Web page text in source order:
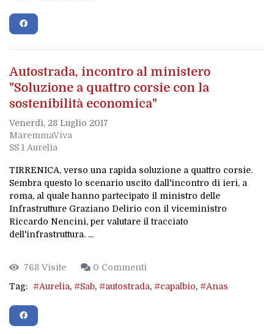
Autostrada, incontro al ministero
"Soluzione a quattro corsie con la
sostenibilità economica"
Venerdì, 28 Luglio 2017
MaremmaViva
SS 1 Aurelia
TIRRENICA, verso una rapida soluzione a quattro corsie.
Sembra questo lo scenario uscito dall'incontro di ieri, a
roma, al quale hanno partecipato il ministro delle
Infrastrutture Graziano Delirio con il viceministro
Riccardo Nencini, per valutare il tracciato
dell'infrastruttura. ...
768 Visite
0 Commenti
Tag:
Aurelia Sab autostrada capalbio Anas